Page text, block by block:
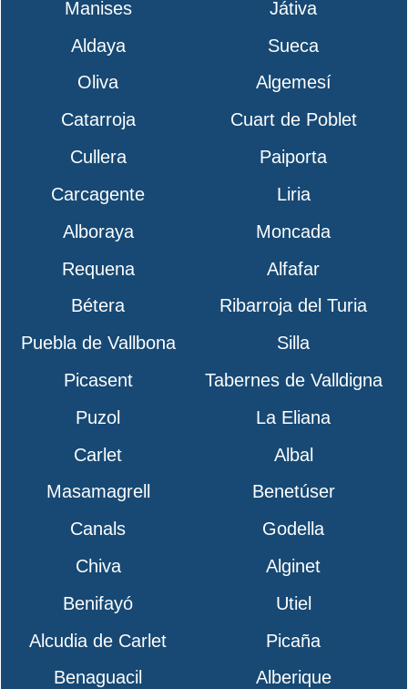
Manises
Játiva
Aldaya
Sueca
Oliva
Algemesí
Catarroja
Cuart de Poblet
Cullera
Paiporta
Carcagente
Liria
Alboraya
Moncada
Requena
Alfafar
Bétera
Ribarroja del Turia
Puebla de Vallbona
Silla
Picasent
Tabernes de Valldigna
Puzol
La Eliana
Carlet
Albal
Masamagrell
Benetúser
Canals
Godella
Chiva
Alginet
Benifayó
Utiel
Alcudia de Carlet
Picaña
Benaguacil
Alberique